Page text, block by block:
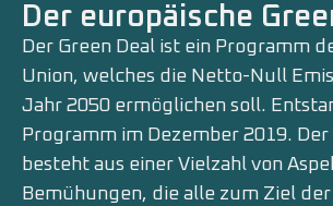
Der europäische
Der Green Deal ist ein Programm
Union, welches die Netto-Null
Jahr 2050 ermöglichen soll.
Programm im Dezember 2019. Der
besteht aus einer Vielzahl von
Bemühungen, die alle zum Ziel der